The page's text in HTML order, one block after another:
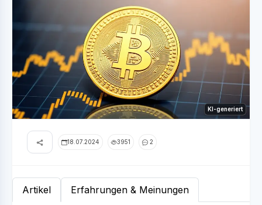
KI-generiert
18.07.2024 3951 2
Artikel Erfahrungen & Meinungen